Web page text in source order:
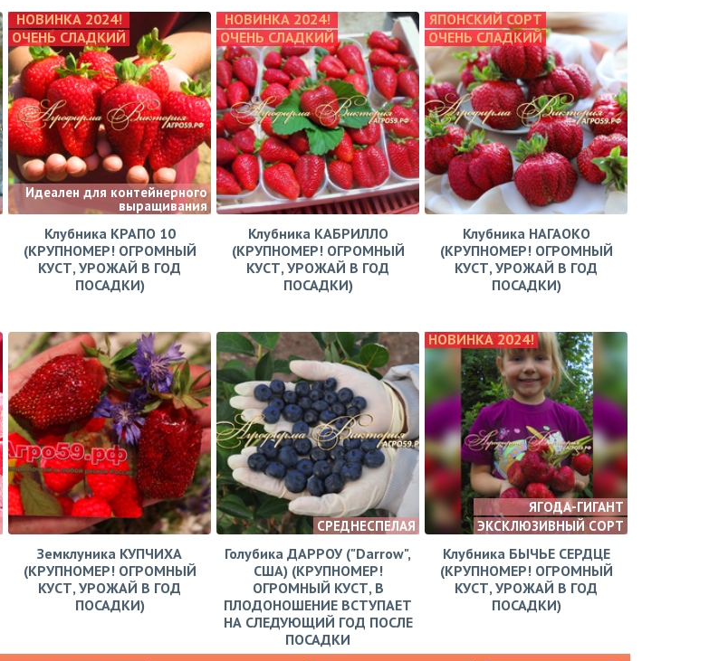
НОВИНКА 2024!
ОЧЕНЬ СЛАДКИЙ
Идеален для контейнерного
выращивания
Клубника КРАПО 10
(КРУПНОМЕР! ОГРОМНЫЙ
КУСТ, УРОЖАЙ В ГОД
ПОСАДКИ)
НОВИНКА 2024!
ОЧЕНЬ СЛАДКИЙ
Клубника КАБРИЛЛО
(КРУПНОМЕР! ОГРОМНЫЙ
КУСТ, УРОЖАЙ В ГОД
ПОСАДКИ)
ЯПОНСКИЙ СОРТ
ОЧЕНЬ СЛАДКИЙ
Клубника НАГАОКО
(КРУПНОМЕР! ОГРОМНЫЙ
КУСТ, УРОЖАЙ В ГОД
ПОСАДКИ)
Земклуника КУПЧИХА
(КРУПНОМЕР! ОГРОМНЫЙ
КУСТ, УРОЖАЙ В ГОД
ПОСАДКИ)
СРЕДНЕСПЕЛАЯ
Голубика ДАРРОУ ("Darrow",
США) (КРУПНОМЕР!
ОГРОМНЫЙ КУСТ, В
ПЛОДОНОШЕНИЕ ВСТУПАЕТ
НА СЛЕДУЮЩИЙ ГОД ПОСЛЕ
ПОСАДКИ
НОВИНКА 2024!
ЯГОДА-ГИГАНТ
ЭКСКЛЮЗИВНЫЙ СОРТ
Клубника БЫЧЬЕ СЕРДЦЕ
(КРУПНОМЕР! ОГРОМНЫЙ
КУСТ, УРОЖАЙ В ГОД
ПОСАДКИ)